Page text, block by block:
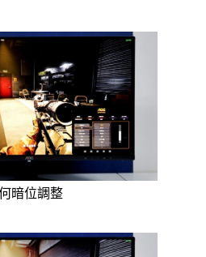
暗位調整